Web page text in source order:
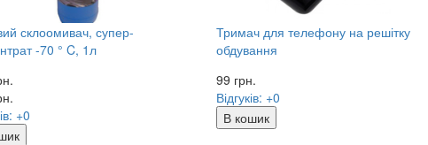
склоомивач, супер-
-70 ° C, 1л
+0
Тримач для телефону на решітку
обдування
99 грн.
Відгуків: +0
В кошик